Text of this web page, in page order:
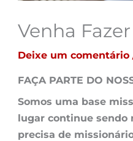
Venha
Deixe um comentário
FAÇA PARTE DO
Somos uma base
lugar continue sendo
precisa de